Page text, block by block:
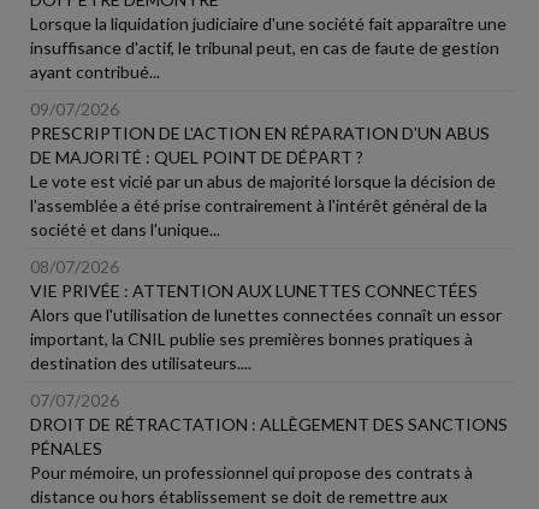
Lorsque la liquidation judiciaire d'une société fait apparaître une
insuffisance d'actif, le tribunal peut, en cas de faute de gestion
ayant contribué...
09/07/2026
PRESCRIPTION DE L'ACTION EN RÉPARATION D'UN ABUS
DE MAJORITÉ : QUEL POINT DE DÉPART ?
Le vote est vicié par un abus de majorité lorsque la décision de
l'assemblée a été prise contrairement à l'intérêt général de la
société et dans l'unique...
08/07/2026
VIE PRIVÉE : ATTENTION AUX LUNETTES CONNECTÉES
Alors que l'utilisation de lunettes connectées connaît un essor
important, la CNIL publie ses premières bonnes pratiques à
destination des utilisateurs....
07/07/2026
DROIT DE RÉTRACTATION : ALLÈGEMENT DES SANCTIONS
PÉNALES
Pour mémoire, un professionnel qui propose des contrats à
distance ou hors établissement se doit de remettre aux